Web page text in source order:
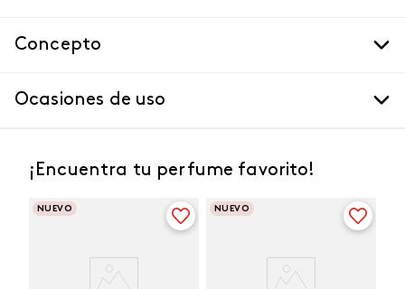
Concepto
Ocasiones de uso
¡Encuentra tu perfume favorito!
NUEVO NUEVO